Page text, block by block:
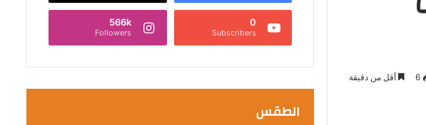
6 أقل من دقيقة
0
Subscribers
566k
Followers
الطقس